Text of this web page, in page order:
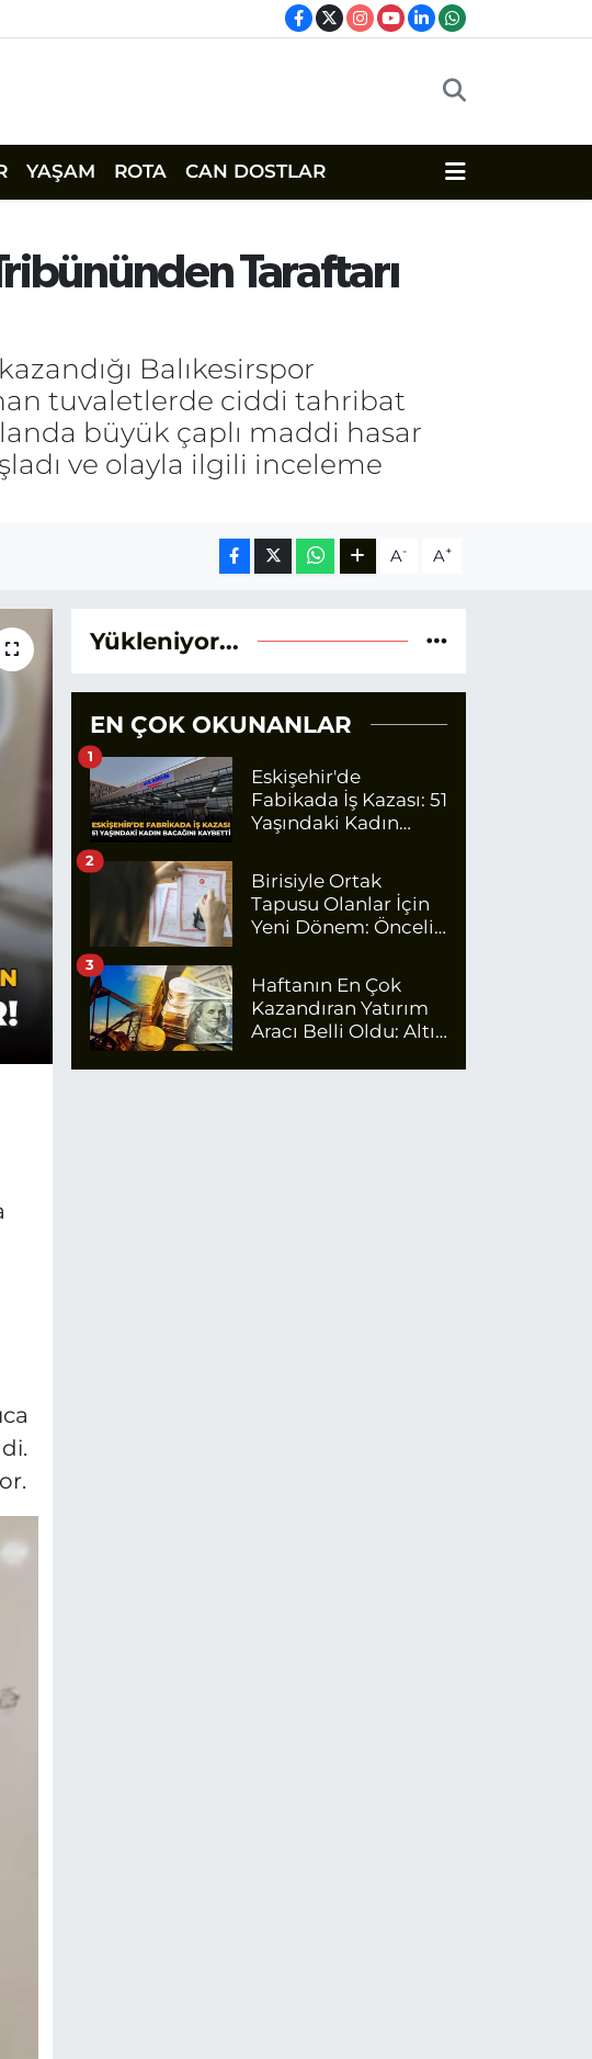
YAŞAM ROTA CAN DOSTLAR
Taraftarı
Balıkesirspor
tuvaletlerde ciddi tahribat
büyük çaplı maddi hasar
ve olayla ilgili inceleme
A- A+
Yükleniyor...
EN ÇOK OKUNANLAR
Eskişehir'de
Fabikada İş Kazası: 51
Yaşındaki Kadın
1
Birisiyle Ortak
Tapusu Olanlar İçin
Yeni Dönem: Öncelik
Olacak
2
Haftanın En Çok
Kazandıran Yatırım
Aracı Belli Oldu: Altın
3